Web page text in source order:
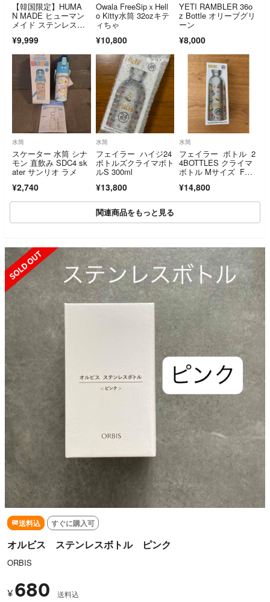
【韓国限定】HUMA
N MADE ヒューマン
メイド ステンレスボ
¥9,999
Owala FreeSipｘHell
o Kitty水筒 32ozキテ
ィちゃ
¥10,800
YETI RAMBLER 36o
z Bottle オリーブグリ
ーン
¥8,000
水筒
スケーター 水筒 シナ
モン 直飲み SDC4 sk
ater サンリオ ラメ
¥2,740
水筒
フェイラー ハイジ24
ボトルズクライマボト
ルS 300ml
¥13,800
水筒
フェイラー ボトル 2
4BOTTLES クライマ
ボトル Mサイズ FEIL
¥14,800
関連商品をもっと見る
SOLD OUT
送料込 すぐに購入可
オルビス ステンレスボトル ピンク
ORBIS
¥ 680 送料込